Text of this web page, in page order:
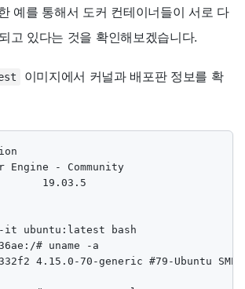
예를 통해서 도커 컨테이너들이 서로 다
고 있다는 것을 확인해보겠습니다.
이미지에서 커널과 배포판 정보를 확
Engine - Community
19.03.5
it ubuntu:latest bash
# uname -a
4.15.0-70-generic #79-Ubuntu SMP